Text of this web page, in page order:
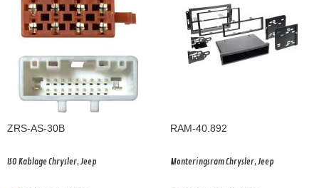
ZRS-AS-30B
ISO Kablage Chrysler, Jeep
RAM-40.892
Monteringsram Chrysler, Jeep